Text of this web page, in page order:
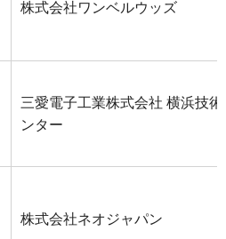
株式会社ワンベルウッズ
三愛電子工業株式会社 横浜技術
ンター
株式会社ネオジャパン